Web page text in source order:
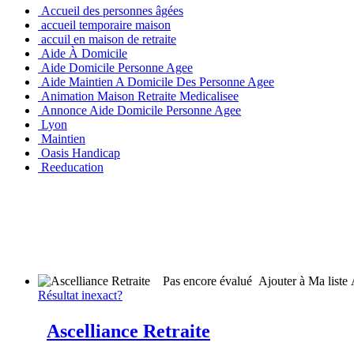
Accueil des personnes âgées
accueil temporaire maison
accuil en maison de retraite
Aide À Domicile
Aide Domicile Personne Agee
Aide Maintien A Domicile Des Personne Agee
Animation Maison Retraite Medicalisee
Annonce Aide Domicile Personne Agee
Lyon
Maintien
Oasis Handicap
Reeducation
Pas encore évalué Ajouter à Ma liste
Résultat inexact?
Ascelliance Retraite